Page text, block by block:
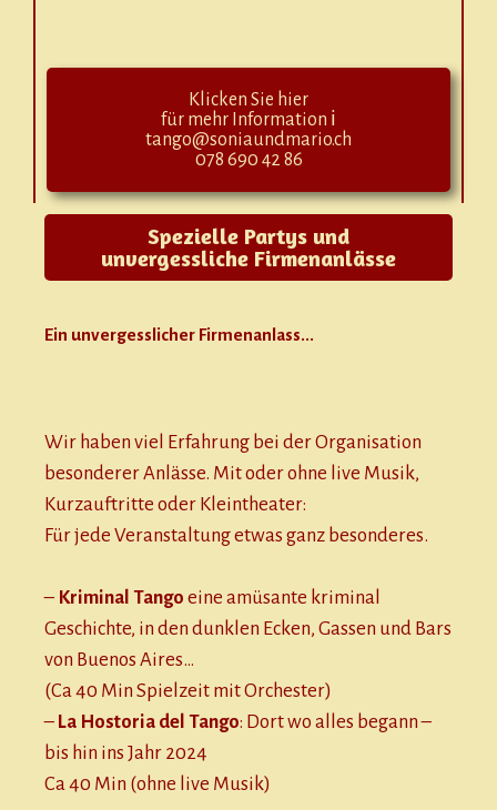
Klicken Sie hier
für mehr Information ℹ
tango@soniaundmario.ch
078 690 42 86
Spezielle Partys und
unvergessliche Firmenanlässe
Ein unvergesslicher Firmenanlass...
Wir haben viel Erfahrung bei der Organisation
besonderer Anlässe. Mit oder ohne live Musik,
Kurzauftritte oder Kleintheater:
Für jede Veranstaltung etwas ganz besonderes.
– Kriminal Tango eine amüsante kriminal
Geschichte, in den dunklen Ecken, Gassen und Bars
von Buenos Aires…
(Ca 40 Min Spielzeit mit Orchester)
– La Hostoria del Tango: Dort wo alles begann –
bis hin ins Jahr 2024
Ca 40 Min (ohne live Musik)